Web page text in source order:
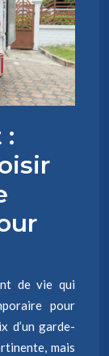
:
de vie qui
pour
d’un garde-
mais